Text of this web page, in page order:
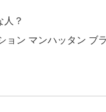
人？
ョン マンハッタン ブ